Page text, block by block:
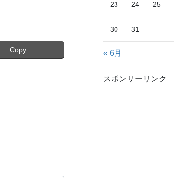
Copy
23 24 25
30 31
« 6月
スポンサーリンク